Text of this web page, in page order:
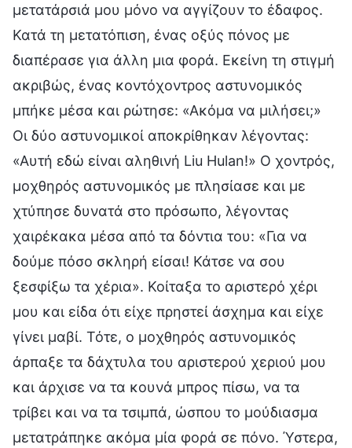
μετατάρσιά μου μόνο να αγγίζουν το έδαφος.
Κατά τη μετατόπιση, ένας οξύς πόνος με
διαπέρασε για άλλη μια φορά. Εκείνη τη στιγμή
ακριβώς, ένας κοντόχοντρος αστυνομικός
μπήκε μέσα και ρώτησε: «Ακόμα να μιλήσει;»
Οι δύο αστυνομικοί αποκρίθηκαν λέγοντας:
«Αυτή εδώ είναι αληθινή Liu Hulan!» Ο χοντρός,
μοχθηρός αστυνομικός με πλησίασε και με
χτύπησε δυνατά στο πρόσωπο, λέγοντας
χαιρέκακα μέσα από τα δόντια του: «Για να
δούμε πόσο σκληρή είσαι! Κάτσε να σου
ξεσφίξω τα χέρια». Κοίταξα το αριστερό χέρι
μου και είδα ότι είχε πρηστεί άσχημα και είχε
γίνει μαβί. Τότε, ο μοχθηρός αστυνομικός
άρπαξε τα δάχτυλα του αριστερού χεριού μου
και άρχισε να τα κουνά μπρος πίσω, να τα
τρίβει και να τα τσιμπά, ώσπου το μούδιασμα
μετατράπηκε ακόμα μία φορά σε πόνο. Ύστερα,